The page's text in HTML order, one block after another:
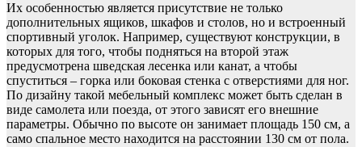
Их особенностью является присутствие не только
дополнительных ящиков, шкафов и столов, но и встроенный
спортивный уголок. Например, существуют конструкции, в
которых для того, чтобы подняться на второй этаж
предусмотрена шведская лесенка или канат, а чтобы
спуститься – горка или боковая стенка с отверстиями для ног.
По дизайну такой мебельный комплекс может быть сделан в
виде самолета или поезда, от этого зависят его внешние
параметры. Обычно по высоте он занимает площадь 150 см, а
само спальное место находится на расстоянии 130 см от пола.